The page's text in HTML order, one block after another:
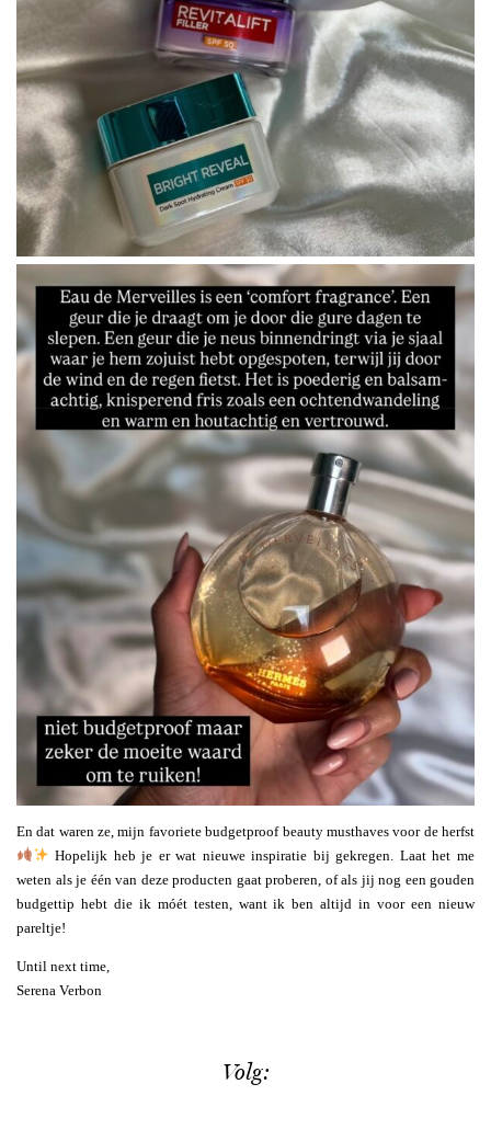
En dat waren ze, mijn favoriete budgetproof beauty musthaves voor de herfst
Hopelijk heb je er wat nieuwe inspiratie bij gekregen. Laat het me
weten als je één van deze producten gaat proberen, of als jij nog een gouden
budgettip hebt die ik móét testen, want ik ben altijd in voor een nieuw
pareltje!
Until next time,
Serena Verbon
Volg: